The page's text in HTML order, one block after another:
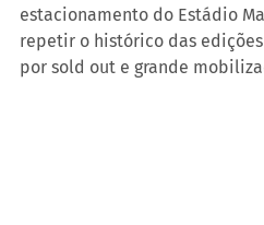
estacionamento do Estádio
repetir o histórico das
por sold out e grande